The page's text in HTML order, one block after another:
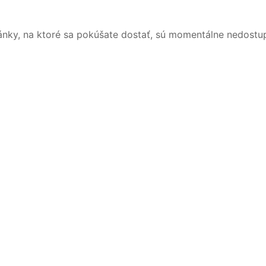
na ktoré sa pokúšate dostať, sú momentálne